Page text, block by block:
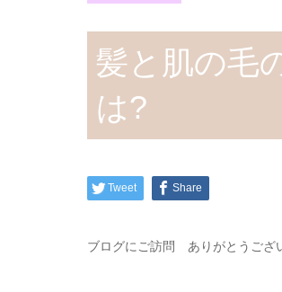
髪と肌の毛
は?
Tweet Share
ブログにご訪問 ありがとうござ